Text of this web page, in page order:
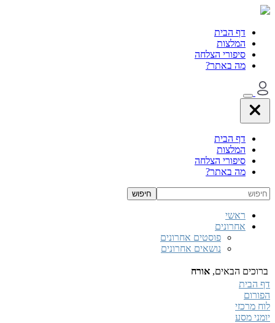
דף הבית
המלצות
סיפורי הצלחה
מה באתר?
דף הבית
המלצות
סיפורי הצלחה
מה באתר?
ראשי
אחרונים
פוסטים אחרונים
נושאים אחרונים
ברוכים הבאים, אורח
דף הבית
הפורום
לוח מרכזי
יומני מסע